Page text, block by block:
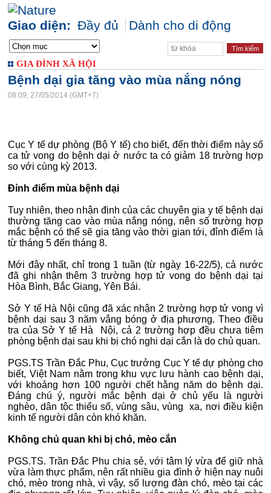
Giao diện: Đầy đủ Dành cho di động
GIA ĐÌNH XÃ HỘI
Bệnh dại gia tăng vào mùa nắng nóng
08:09, 27/05/2014 (GMT+7)
Cục Y tế dự phòng (Bộ Y tế) cho biết, đến thời điểm này số
ca tử vong do bệnh dại ở nước ta có giảm 18 trường hợp
so với cùng kỳ 2013.
Đỉnh điểm mùa bệnh dại
Tuy nhiên, theo nhận định của các chuyên gia y tế bệnh dại
thường tăng cao vào mùa nắng nóng, nên số trường hợp
mắc bệnh có thể sẽ gia tăng vào thời gian tới, đỉnh điểm là
từ tháng 5 đến tháng 8.
Mới đây nhất, chỉ trong 1 tuần (từ ngày 16-22/5), cả nước
đã ghi nhận thêm 3 trường hợp tử vong do bệnh dại tại
Hòa Bình, Bắc Giang, Yên Bái.
Sở Y tế Hà Nội cũng đã xác nhận 2 trường hợp tử vong vì
bệnh dại sau 3 năm vắng bóng ở địa phương. Theo điều
tra của Sở Y tế Hà Nội, cả 2 trường hợp đều chưa tiêm
phòng bệnh dại sau khi bị chó nghi dại cắn là do chủ quan.
PGS.TS Trần Đắc Phu, Cục trưởng Cục Y tế dự phòng cho
biết, Việt Nam nằm trong khu vực lưu hành cao bệnh dại,
với khoảng hơn 100 người chết hằng năm do bệnh dại.
Đáng chú ý, người mắc bệnh dại ở chủ yếu là người
nghèo, dân tộc thiểu số, vùng sâu, vùng xa, nơi điều kiện
kinh tế người dân còn khó khăn.
Không chủ quan khi bị chó, mèo cắn
PGS.TS. Trần Đắc Phu chia sẻ, với tâm lý vừa để giữ nhà
vừa làm thực phẩm, nên rất nhiều gia đình ở hiện nay nuôi
chó, mèo trong nhà, vì vậy, số lượng đàn chó, mèo tại các